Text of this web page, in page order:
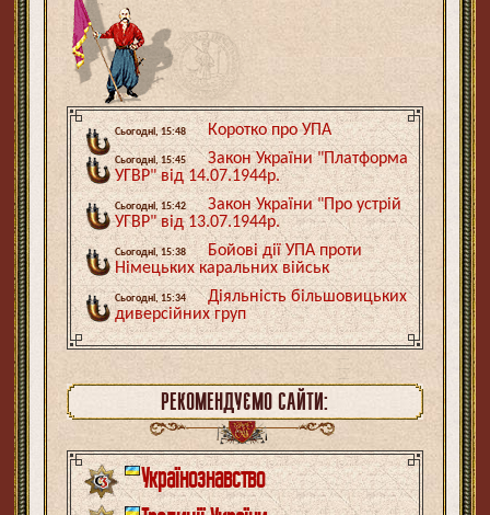
Сьогодні, 15:48 Коротко про УПА
Сьогодні, 15:45
Закон України "Платформа
УГВР" від 14.07.1944р.
Сьогодні, 15:42
Закон України "Про устрій
УГВР" від 13.07.1944р.
Сьогодні, 15:38
Бойові дії УПА проти
Німецьких каральних військ
Сьогодні, 15:34
Діяльність більшовицьких
диверсійних груп
РЕКОМЕНДУЄМО САЙТИ:
Українознавство